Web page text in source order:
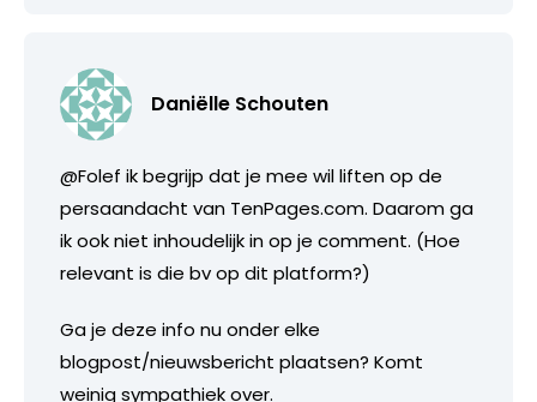
Daniëlle Schouten
@Folef ik begrijp dat je mee wil liften op de
persaandacht van TenPages.com. Daarom ga
ik ook niet inhoudelijk in op je comment. (Hoe
relevant is die bv op dit platform?)
Ga je deze info nu onder elke
blogpost/nieuwsbericht plaatsen? Komt
weinig sympathiek over.